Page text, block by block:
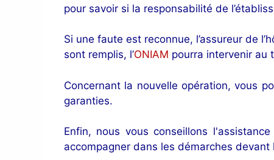
pour savoir si la responsabilité de
Si une faute est reconnue, l’assureur de
sont remplis, l’ONIAM pourra intervenir au
Concernant la nouvelle opération, vous
garanties.
Enfin, nous vous conseillons l'assistance
accompagner dans les démarches